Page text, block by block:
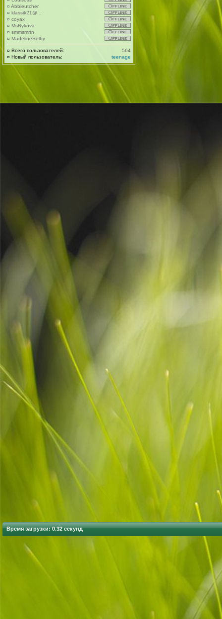
¤ Abbieutcher
¤ klassik21@...
¤ coyax
¤ MsRykova
¤ smmsmrtn
¤ MadelineSelby
¤ Всего пользователей:
564
¤ Новый пользователь: teenage
Время загрузки: 0.32 секунд